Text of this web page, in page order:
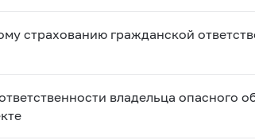
страхованию гражданской
владельца опасного